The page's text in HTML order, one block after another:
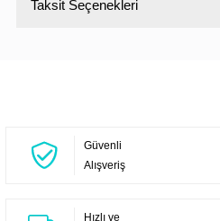
Taksit Seçenekleri
Güvenli
Alışveriş
Hızlı ve